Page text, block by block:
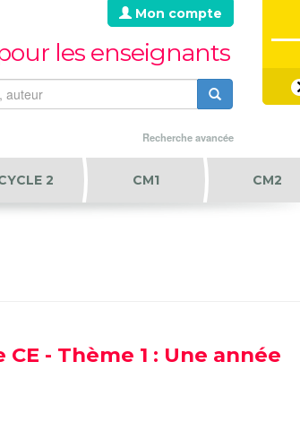
Mon compte
les enseignants
Formulaire
de
Recherche avancée
2 CM1 CM2
- Thème 1 : Une année